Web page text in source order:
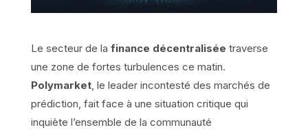
Le secteur de la finance décentralisée traverse
une zone de fortes turbulences ce matin.
Polymarket, le leader incontesté des marchés de
prédiction, fait face à une situation critique qui
inquiète l’ensemble de la communauté